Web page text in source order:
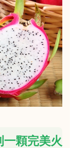
顆完美火